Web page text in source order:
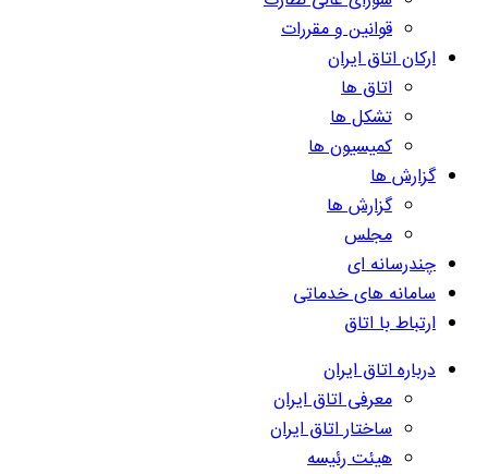
قوانین و مقررات
ارکان اتاق ایران
اتاق ها
تشکل ها
کمیسیون ها
گزارش ها
گزارش ها
مجلس
چندرسانه ای
سامانه های خدماتی
ارتباط با اتاق
درباره اتاق ایران
معرفی اتاق ایران
ساختار اتاق ایران
هیئت رئیسه